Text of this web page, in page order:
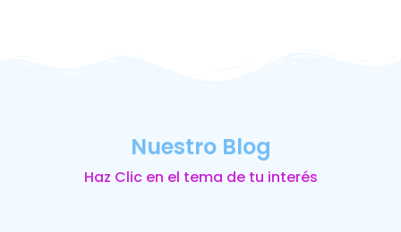
Nuestro Blog
Haz Clic en el tema de tu interés